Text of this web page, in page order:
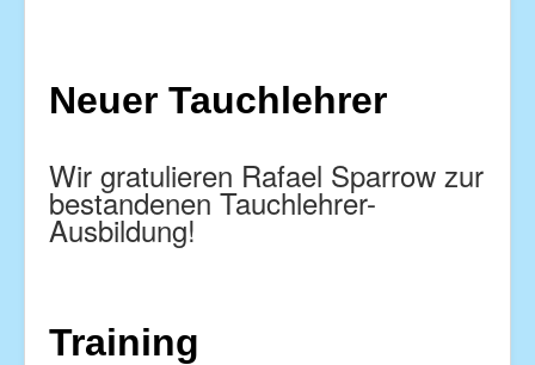
Neuer Tauchlehrer
Wir gratulieren Rafael Sparrow zur
bestandenen Tauchlehrer-
Ausbildung!
Training